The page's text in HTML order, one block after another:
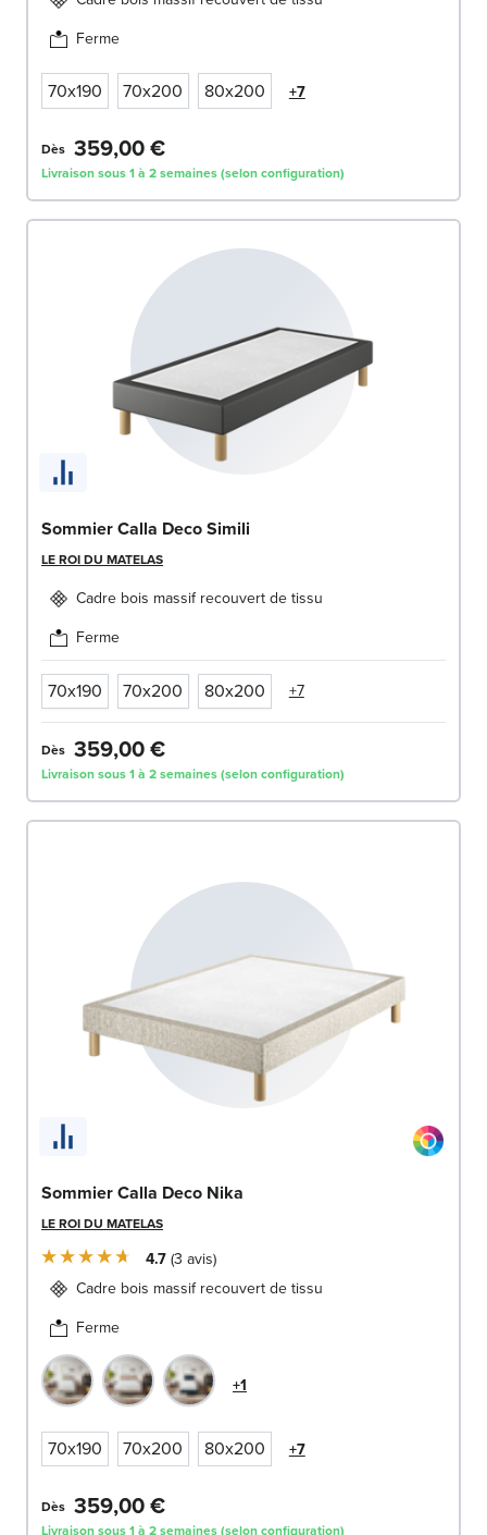
Ferme
70x190 70x200 80x200 +7
Dès 359,00 €
Livraison sous 1 à 2 semaines (selon configuration)
Sommier Calla Deco Simili
LE ROI DU MATELAS
Cadre bois massif recouvert de tissu
Ferme
70x190 70x200 80x200 +7
Dès 359,00 €
Livraison sous 1 à 2 semaines (selon configuration)
Sommier Calla Deco Nika
LE ROI DU MATELAS
4.7 3 avis
Cadre bois massif recouvert de tissu
Ferme
+1
70x190 70x200 80x200 +7
Dès 359,00 €
Livraison sous 1 à 2 semaines (selon configuration)